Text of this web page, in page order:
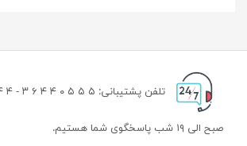
تلفن پشتیبانی: ۵ ۵ ۵ ۰ ۴ ۴ ۶ ۳ - ۴ ۴ ۰
صبح الی ۱۹ شب پاسخگوی شما هستیم.